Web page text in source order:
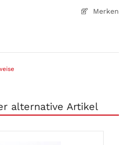
Merken
alternative Artikel